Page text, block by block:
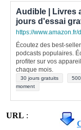
Audible | Livres
jours d'essai
https://
Écoutez des best-
podcasts populaires.
profiter sur vos
chaque mois.
30 jours gratuits
moment
URL :